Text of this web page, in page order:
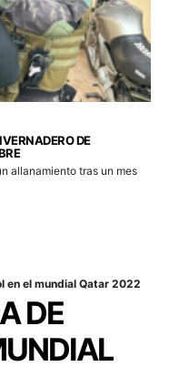
DE
allanamiento tras un mes